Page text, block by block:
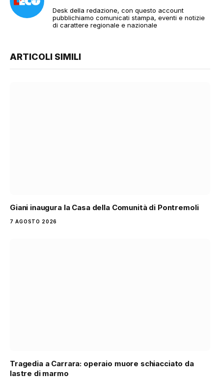
Desk della redazione, con questo account
pubblichiamo comunicati stampa, eventi e notizie
di carattere regionale e nazionale
ARTICOLI SIMILI
Giani inaugura la Casa della Comunità di Pontremoli
7 AGOSTO 2026
Tragedia a Carrara: operaio muore schiacciato da
lastre di marmo